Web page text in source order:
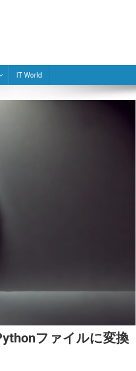
IT World
ファイルに変換